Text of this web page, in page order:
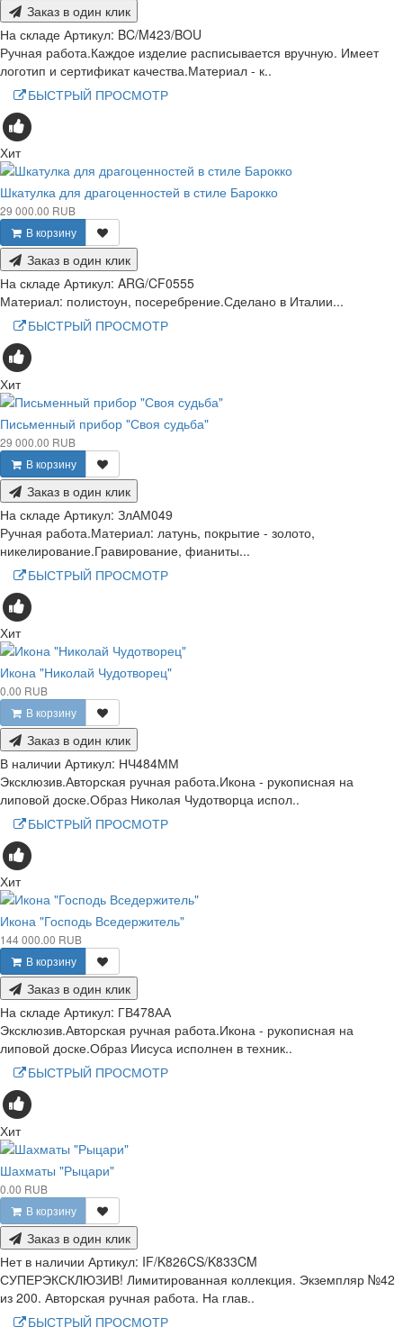
Заказ в один клик
На складе Артикул: BC/M423/BOU
Ручная работа.Каждое изделие расписывается вручную. Имеет
логотип и сертификат качества.Материал - к..
БЫСТРЫЙ ПРОСМОТР
Хит
Шкатулка для драгоценностей в стиле Барокко
29 000.00 RUB
В корзину
Заказ в один клик
На складе Артикул: ARG/CF0555
Материал: полистоун, посеребрение.Сделано в Италии...
БЫСТРЫЙ ПРОСМОТР
Хит
Письменный прибор "Своя судьба"
29 000.00 RUB
В корзину
Заказ в один клик
На складе Артикул: ЗлАМ049
Ручная работа.Материал: латунь, покрытие - золото,
никелирование.Гравирование, фианиты...
БЫСТРЫЙ ПРОСМОТР
Хит
Икона "Николай Чудотворец"
0.00 RUB
В корзину
Заказ в один клик
В наличии Артикул: НЧ484ММ
Эксклюзив.Авторская ручная работа.Икона - рукописная на
липовой доске.Образ Николая Чудотворца испол..
БЫСТРЫЙ ПРОСМОТР
Хит
Икона "Господь Вседержитель"
144 000.00 RUB
В корзину
Заказ в один клик
На складе Артикул: ГВ478АА
Эксклюзив.Авторская ручная работа.Икона - рукописная на
липовой доске.Образ Иисуса исполнен в техник..
БЫСТРЫЙ ПРОСМОТР
Хит
Шахматы "Рыцари"
0.00 RUB
В корзину
Заказ в один клик
Нет в наличии Артикул: IF/K826CS/K833CM
СУПЕРЭКСКЛЮЗИВ! Лимитированная коллекция. Экземпляр №42
из 200. Авторская ручная работа. На глав..
БЫСТРЫЙ ПРОСМОТР